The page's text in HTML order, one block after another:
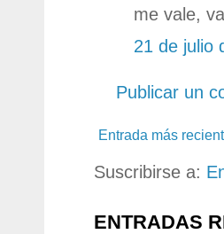
me vale,
21 de julio
Publicar un
Entrada más
Suscribirse a:
ENTRADAS